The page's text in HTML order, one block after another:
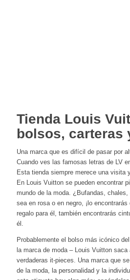
Tienda Louis
bolsos, carteras
Una marca que es difícil de pasar por
Cuando ves las famosas letras de LV
Esta tienda siempre merece una visita
En Louis Vuitton se pueden encontrar
mundo de la moda. ¿Bufandas,
sea en rosa o en negro, ¡lo
regalo para él, también encontrarás
él.
Probablemente el bolso más icónico
la marca de moda – Louis Vuitton saca
verdaderas it-pieces. Una marca que
de la moda, la personalidad y la